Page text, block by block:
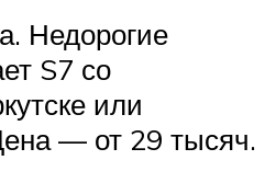
Недорогие
S7 со
или
— от 29 тысяч.